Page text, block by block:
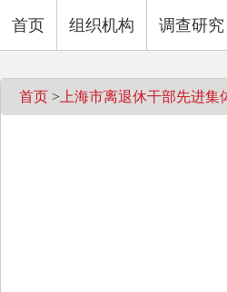
首页 组织机构 调查研究
首页 > 上海市离退休干部先进